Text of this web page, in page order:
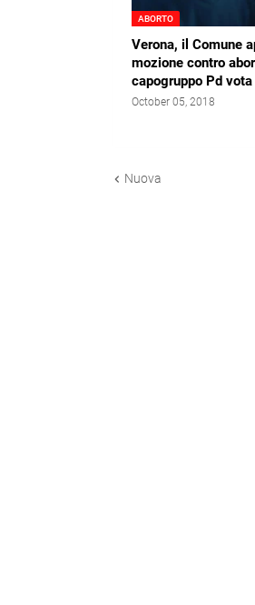
ABORTO
Verona, il Comune
mozione contro
capogruppo Pd
October 05, 2018
Nuova